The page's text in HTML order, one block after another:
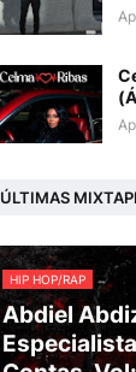
ÚLTIMAS
HIP HOP/RAP
Abdiel